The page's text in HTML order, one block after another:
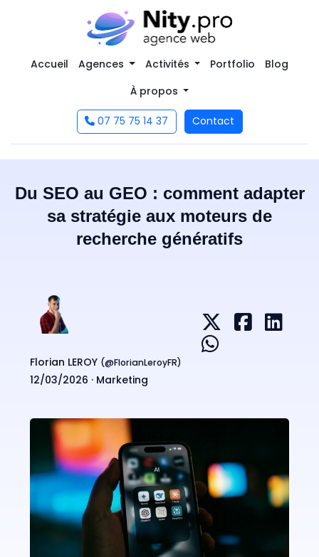
Accueil Agences Activités Portfolio
Blog
À propos
07 75 75 14 37 Contact
Du SEO au GEO : comment adapter
sa stratégie aux moteurs de
recherche génératifs
Florian LEROY (@FlorianLeroyFR)
12/03/2026 · Marketing